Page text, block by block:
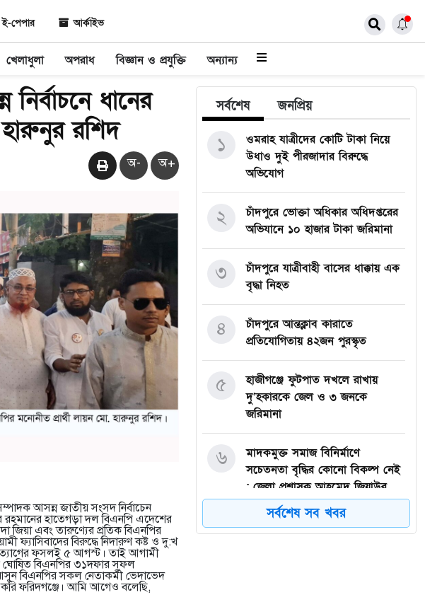
ই-পেপার আর্কাইভ
খেলাধুলা অপরাধ বিজ্ঞান ও প্রযুক্তি অন্যান্য
ধানের
রশিদ
অ- অ+
আসন্ন জাতীয় সংসদ নির্বাচেন
রহমানের হাতেগড়া দল বিএনপি এদেশের
জিয়া এবং তারুণ্যের প্রতিক বিএনপির
ফ্যাসিবাদের বিরুদ্ধে নিদারুণ কষ্ট ও দু:খ
ফসলই ৫ আগস্ট। তাই আগামী
ঘোষিত বিএনপির ৩১দফার সফল
বিএনপির সকল নেতাকর্মী ভেদাভেদ
করি ফরিদগঞ্জে। আমি আগেও বলেছি,
সর্বশেষ জনপ্রিয়
ওমরাহ যাত্রীদের কোটি টাকা নিয়ে
উধাও দুই পীরজাদার বিরুদ্ধে
অভিযোগ
১
চাঁদপুরে ভোক্তা অধিকার অধিদপ্তরের
অভিযানে ১০ হাজার টাকা জরিমানা
২
চাঁদপুরে যাত্রীবাহী বাসের ধাক্কায় এক
বৃদ্ধা নিহত
৩
চাঁদপুরে আন্তক্লাব কারাতে
প্রতিযোগিতায় ৪২জন পুরস্কৃত
৪
হাজীগঞ্জে ফুটপাত দখলে রাখায়
দু’হকারকে জেল ও ৩ জনকে
জরিমানা
৫
মাদকমুক্ত সমাজ বিনির্মাণে
সচেতনতা বৃদ্ধির কোনো বিকল্প নেই
: জেলা প্রশাসক আহমেদ জিয়াউর
রহমান
৬
সর্বশেষ সব খবর